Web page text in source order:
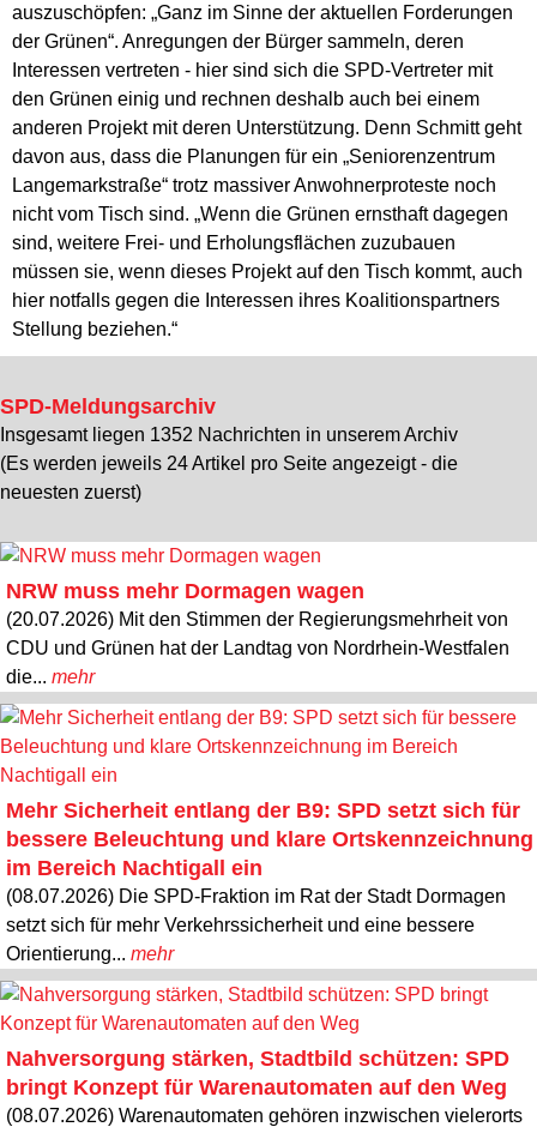
auszuschöpfen: „Ganz im Sinne der aktuellen Forderungen
der Grünen“. Anregungen der Bürger sammeln, deren
Interessen vertreten - hier sind sich die SPD-Vertreter mit
den Grünen einig und rechnen deshalb auch bei einem
anderen Projekt mit deren Unterstützung. Denn Schmitt geht
davon aus, dass die Planungen für ein „Seniorenzentrum
Langemarkstraße“ trotz massiver Anwohnerproteste noch
nicht vom Tisch sind. „Wenn die Grünen ernsthaft dagegen
sind, weitere Frei- und Erholungsflächen zuzubauen
müssen sie, wenn dieses Projekt auf den Tisch kommt, auch
hier notfalls gegen die Interessen ihres Koalitionspartners
Stellung beziehen.“
SPD-Meldungsarchiv
Insgesamt liegen 1352 Nachrichten in unserem Archiv
(Es werden jeweils 24 Artikel pro Seite angezeigt - die
neuesten zuerst)
NRW muss mehr Dormagen wagen
(20.07.2026) Mit den Stimmen der Regierungsmehrheit von
CDU und Grünen hat der Landtag von Nordrhein-Westfalen
die... mehr
Mehr Sicherheit entlang der B9: SPD setzt sich für
bessere Beleuchtung und klare Ortskennzeichnung
im Bereich Nachtigall ein
(08.07.2026) Die SPD-Fraktion im Rat der Stadt Dormagen
setzt sich für mehr Verkehrssicherheit und eine bessere
Orientierung... mehr
Nahversorgung stärken, Stadtbild schützen: SPD
bringt Konzept für Warenautomaten auf den Weg
(08.07.2026) Warenautomaten gehören inzwischen vielerorts